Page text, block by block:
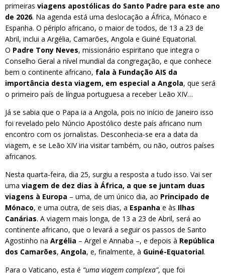
primeiras viagens apostólicas do Santo Padre para este ano
de 2026. Na agenda está uma deslocação a África, Mónaco e
Espanha. O périplo africano, o maior de todos, de 13 a 23 de
Abril, inclui a Argélia, Camarões, Angola e Guiné Equatorial.
O Padre Tony Neves, missionário espiritano que integra o
Conselho Geral a nível mundial da congregação, e que conhece
bem o continente africano, fala à Fundação AIS da
importância desta viagem, em especial a Angola, que será
o primeiro país de língua portuguesa a receber Leão XIV…
Já se sabia que o Papa ia a Angola, pois no início de Janeiro isso
foi revelado pelo Núncio Apostólico deste país africano num
encontro com os jornalistas. Desconhecia-se era a data da
viagem, e se Leão XIV iria visitar também, ou não, outros países
africanos.
Nesta quarta-feira, dia 25, surgiu a resposta a tudo isso. Vai ser
uma viagem de dez dias à África, a que se juntam duas
viagens à Europa – uma, de um único dia, ao Principado de
Mónaco, e uma outra, de seis dias, a Espanha e às Ilhas
Canárias. A viagem mais longa, de 13 a 23 de Abril, será ao
continente africano, que o levará a seguir os passos de Santo
Agostinho na Argélia – Argel e Annaba –, e depois à República
dos Camarões, Angola, e, finalmente, à Guiné-Equatorial.
Para o Vaticano, esta é “uma viagem complexa”, que foi